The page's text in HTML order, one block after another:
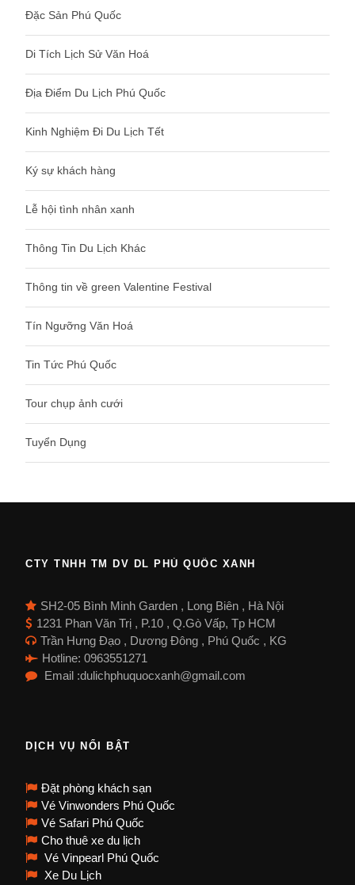
Đặc Sản Phú Quốc
Di Tích Lịch Sử Văn Hoá
Địa Điểm Du Lịch Phú Quốc
Kinh Nghiệm Đi Du Lịch Tết
Ký sự khách hàng
Lễ hội tình nhân xanh
Thông Tin Du Lịch Khác
Thông tin về green Valentine Festival
Tín Ngưỡng Văn Hoá
Tin Tức Phú Quốc
Tour chụp ảnh cưới
Tuyển Dụng
CTY TNHH TM DV DL PHÚ QUỐC XANH
SH2-05 Bình Minh Garden , Long Biên , Hà Nội
1231 Phan Văn Trị , P.10 , Q.Gò Vấp, Tp HCM
Trần Hưng Đạo , Dương Đông , Phú Quốc , KG
Hotline: 0963551271
Email :dulichphuquocxanh@gmail.com
DỊCH VỤ NỔI BẬT
Đặt phòng khách sạn
Vé Vinwonders Phú Quốc
Vé Safari Phú Quốc
Cho thuê xe du lịch
Vé Vinpearl Phú Quốc
Xe Du Lịch